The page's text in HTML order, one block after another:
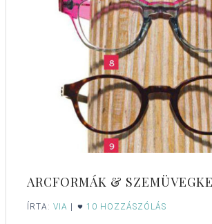
ARCFORMÁK &
ÍRTA: VIA | 10 HOZZÁSZÓLÁS